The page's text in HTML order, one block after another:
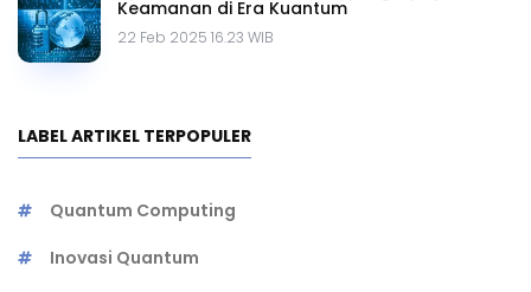
Keamanan di Era Kuantum
22 Feb 2025 16.23 WIB
LABEL ARTIKEL TERPOPULER
Quantum Computing
Inovasi Quantum